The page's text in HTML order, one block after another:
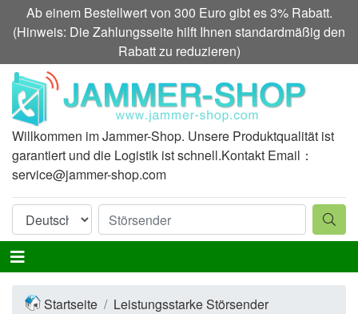
Ab einem Bestellwert von 300 Euro gibt es 3% Rabatt.
(Hinweis: Die Zahlungsseite hilft Ihnen standardmäßig den
Rabatt zu reduzieren)
Willkommen im Jammer-Shop. Unsere Produktqualität ist
garantiert und die Logistik ist schnell.Kontakt Email：
service@jammer-shop.com
Startseite
Leistungsstarke Störsender